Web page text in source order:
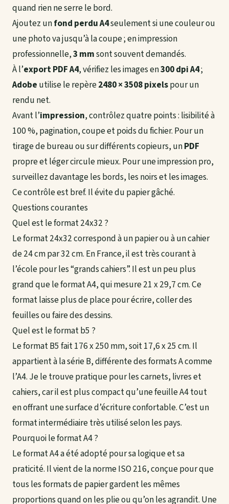
quand rien ne serre le bord.
Ajoutez unfond perdu A4seulement si une couleur ou
une photo va jusqu’à la coupe ; en impression
professionnelle,3 mmsont souvent demandés.
À l’export PDF A4, vérifiez les images en300 dpi A4;
Adobe utilise le repère2480 × 3508 pixelspour un
rendu net.
Avant l’impression, contrôlez quatre points : lisibilité à
100 %, pagination, coupe et poids du fichier. Pour un
tirage de bureau ou sur différents copieurs, unPDF
propre et léger circule mieux. Pour une impression pro,
surveillez davantage les bords, les noirs et les images.
Ce contrôle est bref. Il évite du papier gâché.
Questions courantes
Quel est le format 24x32 ?
Le format 24x32 correspond à un papier ou à un cahier
de 24 cm par 32 cm. En France, il est très courant à
l’école pour les “grands cahiers”. Il est un peu plus
grand que le format A4, qui mesure 21 x 29,7 cm. Ce
format laisse plus de place pour écrire, coller des
feuilles ou faire des dessins.
Quel est le format b5 ?
Le format B5 fait 176 x 250 mm, soit 17,6 x 25 cm. Il
appartient à la série B, différente des formats A comme
l’A4. Je le trouve pratique pour les carnets, livres et
cahiers, car il est plus compact qu’une feuille A4 tout
en offrant une surface d’écriture confortable. C’est un
format intermédiaire très utilisé selon les pays.
Pourquoi le format A4 ?
Le format A4 a été adopté pour sa logique et sa
praticité. Il vient de la norme ISO 216, conçue pour que
tous les formats de papier gardent les mêmes
proportions quand on les plie ou qu’on les agrandit. Une